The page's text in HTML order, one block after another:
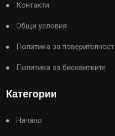
Контакти
Общи условия
Политика за поверителност
Политика за бисквитките
Категории
Начало